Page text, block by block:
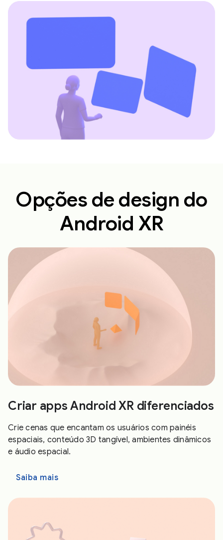
Opções de design do
Android XR
Criar apps Android XR diferenciados
Crie cenas que encantam os usuários com painéis
espaciais, conteúdo 3D tangível, ambientes dinâmicos
e áudio espacial.
Saiba mais